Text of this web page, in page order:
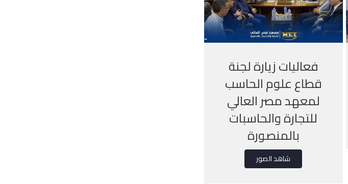
فعاليات زيارة لجنة
قطاع علوم الحاسب
لمعهد مصر العالي
للتجارة والحاسبات
بالمنصورة
شاهد الصور